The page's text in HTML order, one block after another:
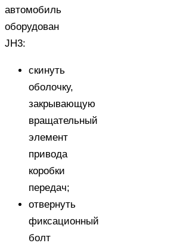
автомобиль
оборудован
JH3:
скинуть
оболочку,
закрывающую
вращательный
элемент
привода
коробки
передач;
отвернуть
фиксационный
болт